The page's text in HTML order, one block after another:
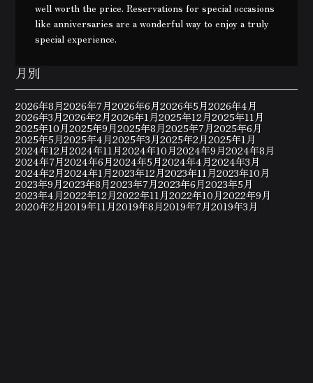
well worth the price. Reservations for special occasions
like anniversaries are a wonderful way to enjoy a truly
special experience.
月別
2026年8月2026年7月2026年6月2026年5月2026年4月
2026年3月2026年2月2026年1月2025年12月2025年11月
2025年10月2025年9月2025年8月2025年7月2025年6月
2025年5月2025年4月2025年3月2025年2月2025年1月
2024年12月2024年11月2024年10月2024年9月2024年8月
2024年7月2024年6月2024年5月2024年4月2024年3月
2024年2月2024年1月2023年12月2023年11月2023年10月
2023年9月2023年8月2023年7月2023年6月2023年5月
2023年4月2022年12月2022年11月2022年10月2022年9月
2020年2月2019年11月2019年8月2019年7月2019年3月